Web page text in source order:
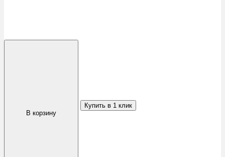
В корзину
Купить в 1 клик